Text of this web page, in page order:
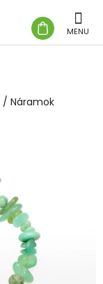
KOŠÍK
/ Náramok